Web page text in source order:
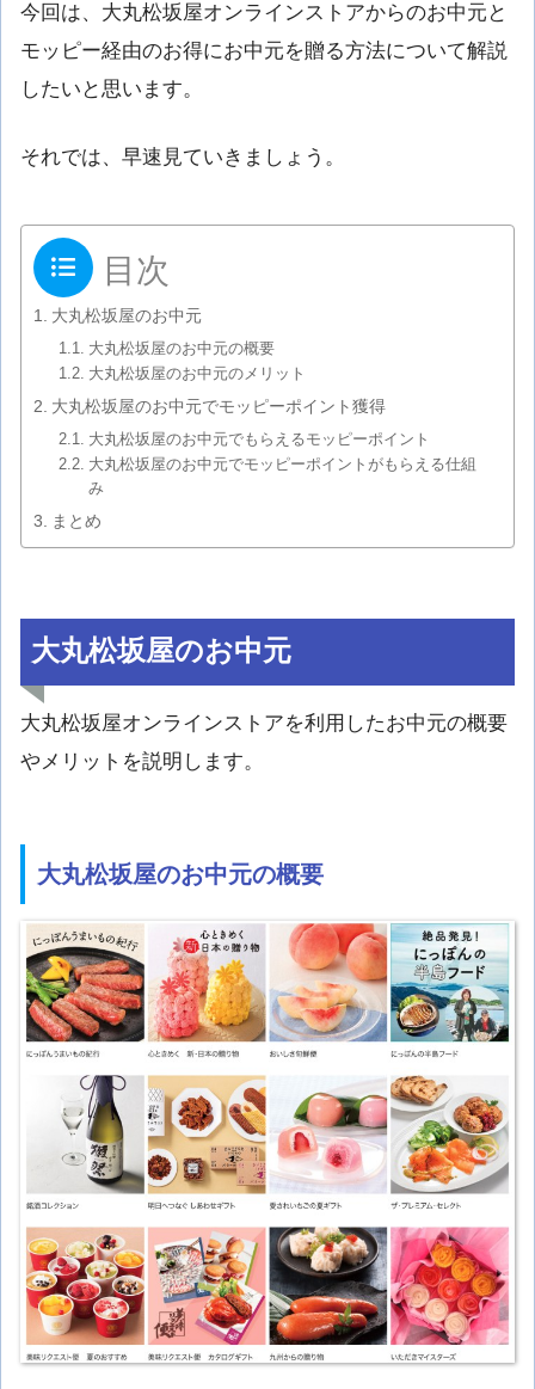
今回は、大丸松坂屋オンラインストアからのお中元と
モッピー経由のお得にお中元を贈る方法について解説
したいと思います。
それでは、早速見ていきましょう。
目次
大丸松坂屋のお中元
大丸松坂屋のお中元の概要
大丸松坂屋のお中元のメリット
大丸松坂屋のお中元でモッピーポイント獲得
大丸松坂屋のお中元でもらえるモッピーポイント
大丸松坂屋のお中元でモッピーポイントがもらえる仕組
み
まとめ
大丸松坂屋のお中元
大丸松坂屋オンラインストアを利用したお中元の概要
やメリットを説明します。
大丸松坂屋のお中元の概要